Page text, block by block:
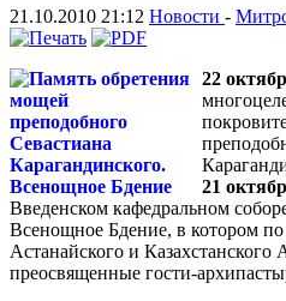
21.10.2010 21:12 Новости -
22
21
Введенском кафедральном
Всенощное Бдение, в котором
Астанайского и Казахстанского
преосвященные гости-